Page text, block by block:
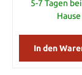
5-7 Tagen
Hause
In den